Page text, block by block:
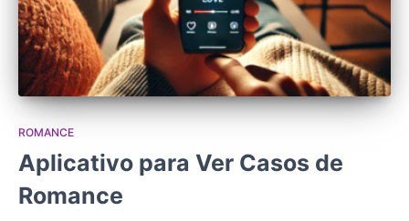
ROMANCE
Aplicativo para Ver Casos de
Romance